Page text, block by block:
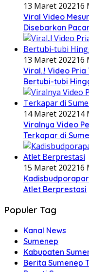
13 Maret 202216
Viral Video
Disebarkan
13 Maret 202216
Viral..! Video
Bertubi-tubi
14 Maret 202214
Viralnya Video
Terkapar di
15 Maret 202216
Atlet Berprestasi
Populer Tag
Kanal News
Sumenep
Kabupaten
Berita Sumenep